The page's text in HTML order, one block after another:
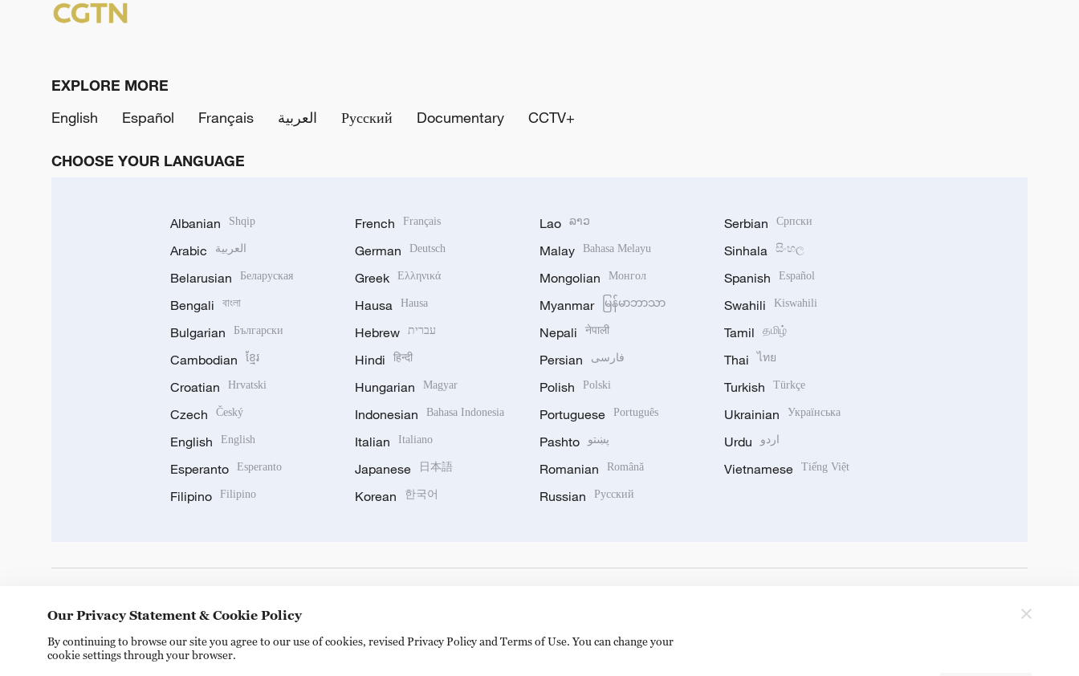
EXPLORE MORE
English
Español Français العربية Русский Documentary CCTV+
CHOOSE YOUR LANGUAGE
Albanian Shqip
Arabic العربية
Belarusian Беларуская
Bengali বাংলা
Bulgarian Български
Cambodian ខ្មែរ
Croatian Hrvatski
Czech Český
English English
Esperanto Esperanto
Filipino Filipino
French Français
German Deutsch
Greek Ελληνικά
Hausa Hausa
Hebrew עברית
Hindi हिन्दी
Hungarian Magyar
Indonesian Bahasa Indonesia
Italian Italiano
Japanese 日本語
Korean 한국어
Lao ລາວ
Malay Bahasa Melayu
Mongolian Монгол
Myanmar မြန်မာဘာသာ
Nepali नेपाली
Persian فارسی
Polish Polski
Portuguese Português
Pashto پښتو
Romanian Română
Russian Русский
Serbian Српски
Sinhala සිංහල
Spanish Español
Swahili Kiswahili
Tamil தமிழ்
Thai ไทย
Turkish Türkçe
Ukrainian Українська
Urdu اردو
Vietnamese Tiếng Việt
Our Privacy Statement & Cookie Policy
By continuing to browse our site you agree to our use of cookies, revised Privacy Policy and Terms of Use. You can change your
cookie settings through your browser.